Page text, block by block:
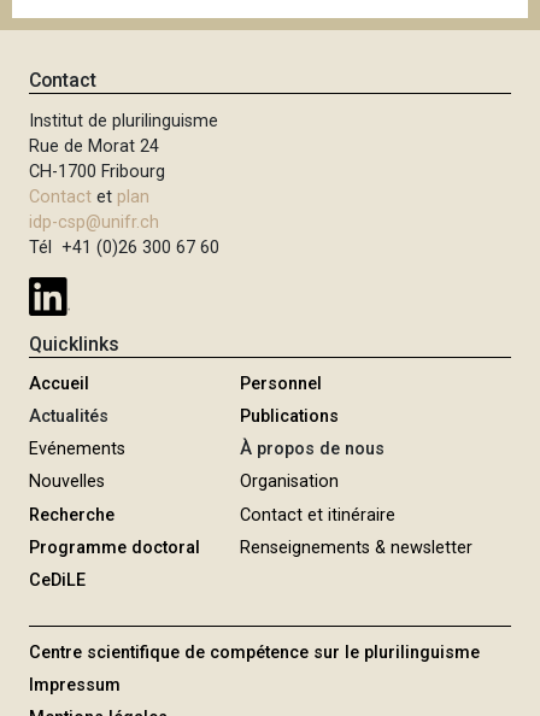
Contact
Institut de plurilinguisme
Rue de Morat 24
CH-1700 Fribourg
Contact et plan
idp-csp@unifr.ch
Tél +41 (0)26 300 67 60
Quicklinks
Accueil
Actualités
Evénements
Nouvelles
Recherche
Programme doctoral
CeDiLE
Personnel
Publications
À propos de nous
Organisation
Contact et itinéraire
Renseignements & newsletter
Centre scientifique de compétence sur le plurilinguisme
Impressum